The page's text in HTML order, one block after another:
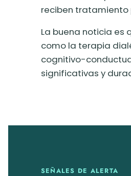
reciben tratamiento
La buena noticia
como la terapia
cognitivo-
significativas y
SEÑALES DE ALERTA